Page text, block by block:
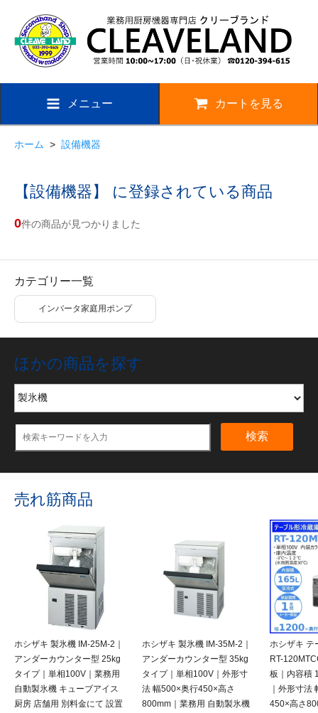
メニュー カートを見る
ホーム > 設備機器
【設備機器】 に登録されている商品
0件の商品が見つかりました
カテゴリー一覧
インバータ家庭用ポンプ
ほかの商品を探す
検索
売れ筋商品
ホシザキ 製氷機 IM-25M-2｜
アンダーカウンター型 25kg
タイプ｜単相100V｜業務用
自動製氷機 キューブアイス
厨房 店舗用 別料金にて 設置
ホシザキ 製氷機 IM-35M-2｜
アンダーカウンター型 35kg
タイプ｜単相100V｜外形寸
法 幅500×奥行450×高さ
800mm｜業務用 自動製氷機
ホシザキ テ
RT-
板｜内容積
｜外形寸法
450×高さ